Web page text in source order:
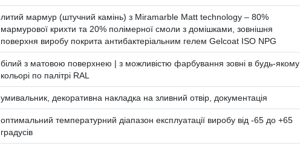
литий мармур (штучний камінь) з Miramarble Matt technology – 80%
мармурової крихти та 20% полімерної смоли з домішками, зовнішня
поверхня виробу покрита антибактеріальним гелем Gelcoat ISO NPG
білий з матовою поверхнею | з можливістю фарбування зовні в будь-якому
кольорі по палітрі RAL
умивальник, декоративна накладка на зливний отвір, документація
оптимальний температурний діапазон експлуатації виробу від -65 до +65
градусів